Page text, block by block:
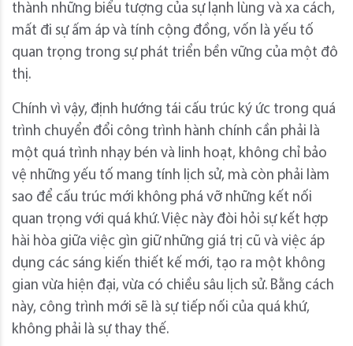
thành những biểu tượng của sự lạnh lùng và xa cách,
mất đi sự ấm áp và tính cộng đồng, vốn là yếu tố
quan trọng trong sự phát triển bền vững của một đô
thị.
Chính vì vậy, định hướng tái cấu trúc ký ức trong quá
trình chuyển đổi công trình hành chính cần phải là
một quá trình nhạy bén và linh hoạt, không chỉ bảo
vệ những yếu tố mang tính lịch sử, mà còn phải làm
sao để cấu trúc mới không phá vỡ những kết nối
quan trọng với quá khứ. Việc này đòi hỏi sự kết hợp
hài hòa giữa việc gìn giữ những giá trị cũ và việc áp
dụng các sáng kiến thiết kế mới, tạo ra một không
gian vừa hiện đại, vừa có chiều sâu lịch sử. Bằng cách
này, công trình mới sẽ là sự tiếp nối của quá khứ,
không phải là sự thay thế.